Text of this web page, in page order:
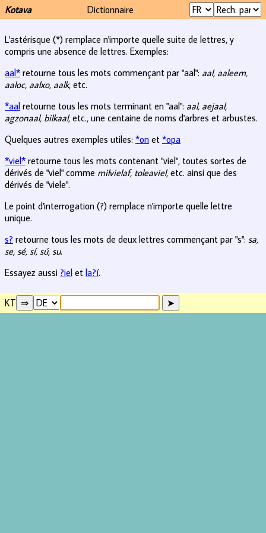
Kotava Dictionnaire
L'astérisque (*) remplace n'importe quelle suite de lettres, y
compris une absence de lettres. Exemples:
aal* retourne tous les mots commençant par "aal": aal, aaleem,
aaloc, aalxo, aalk, etc.
*aal retourne tous les mots terminant en "aal": aal, aejaal,
agzonaal, bilkaal, etc., une centaine de noms d'arbres et arbustes.
Quelques autres exemples utiles: *on et *opa
*viel* retourne tous les mots contenant "viel", toutes sortes de
dérivés de "viel" comme milvielaf, toleaviel, etc. ainsi que des
dérivés de "viele".
Le point d'interrogation (?) remplace n'importe quelle lettre
unique.
s? retourne tous les mots de deux lettres commençant par "s": sa,
se, sé, sí, sú, su.
Essayez aussi ?iel et la?í.
KT